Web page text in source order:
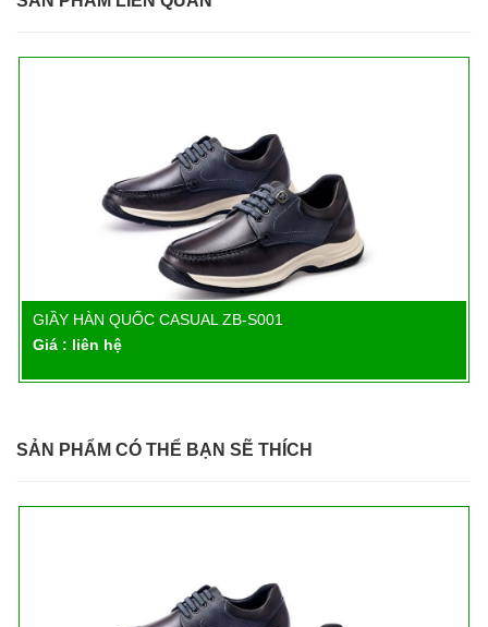
Chi tiết
GIẦY HÀN QUỐC CASUAL ZB-S001
Giá : liên hệ
SẢN PHẨM CÓ THỂ BẠN SẼ THÍCH